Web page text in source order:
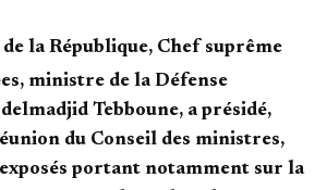
la République, Chef suprême
ministre de la Défense
Tebboune, a présidé,
du Conseil des ministres,
exposés portant notamment sur la